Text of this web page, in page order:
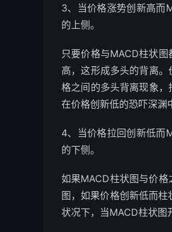
3、当价格涨势创新高而
的上侧。
只要价格与MACD柱状
高，这形成多头的背离
格之间的多头背离现象
在价格创新低的恐吓深渊
4、当价格拉回创新低而
的下侧。
如果MACD柱状图与价
图，如果价格创新低而
状况下，当MACD柱状图